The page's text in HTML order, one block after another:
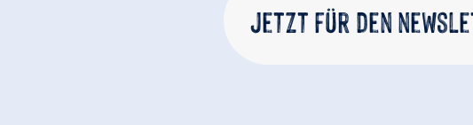
Jetzt für den